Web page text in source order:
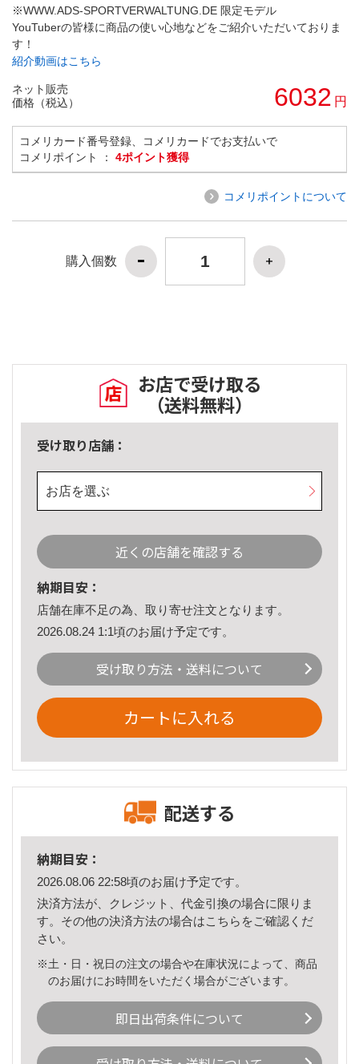
※WWW.ADS-SPORTVERWALTUNG.DE 限定モデル
YouTuberの皆様に商品の使い心地などをご紹介いただいておりま
す！
紹介動画はこちら
ネット販売
価格（税込）
6032 円
コメリカード番号登録、コメリカードでお支払いで
コメリポイント ： 4ポイント獲得
コメリポイントについて
購入個数
お店で受け取る
（送料無料）
受け取り店舗：
お店を選ぶ
近くの店舗を確認する
納期目安：
店舗在庫不足の為、取り寄せ注文となります。
2026.08.24 1:1頃のお届け予定です。
受け取り方法・送料について
カートに入れる
配送する
納期目安：
2026.08.06 22:58頃のお届け予定です。
決済方法が、クレジット、代金引換の場合に限りま
す。その他の決済方法の場合はこちら をご確認くだ
さい。
※土・日・祝日の注文の場合や在庫状況によって、商品
のお届けにお時間をいただく場合がございます。
即日出荷条件について